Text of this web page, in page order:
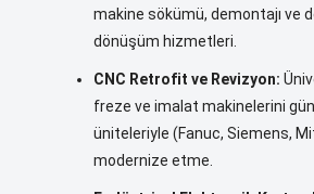
makine sökümü, demontajı ve
dönüşüm hizmetleri.
CNC Retrofit ve Revizyon:
freze ve imalat makinelerini
üniteleriyle (Fanuc, Siemens,
modernize etme.